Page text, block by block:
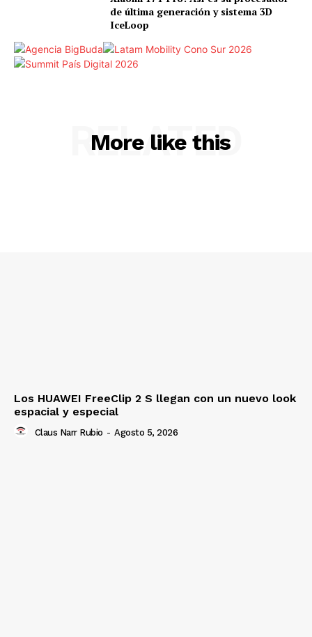
de última generación y sistema 3D
IceLoop
More like this
RELATED
Los HUAWEI FreeClip 2 S llegan con un nuevo look
espacial y especial
Claus Narr Rubio - Agosto 5, 2026